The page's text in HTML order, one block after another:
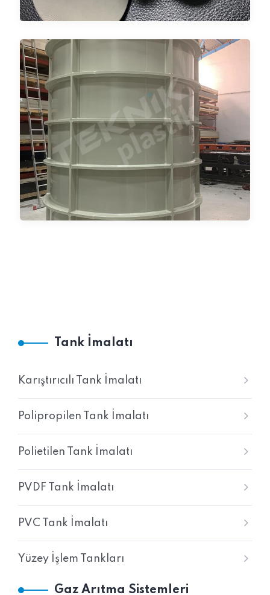
Tank İmalatı
Karıştırıcılı Tank İmalatı
Polipropilen Tank İmalatı
Polietilen Tank İmalatı
PVDF Tank İmalatı
PVC Tank İmalatı
Yüzey İşlem Tankları
Gaz Arıtma Sistemleri